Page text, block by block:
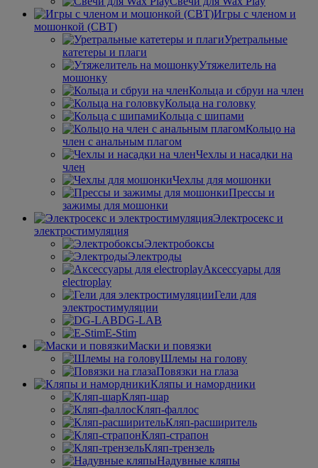
Игры с членом и
мошонкой (CBT)
Уретральные
катетеры и плаги
Утяжелитель на
мошонку
Кольца и сбруи на член
Кольца на головку
Кольца с шипами
Кольцо на
член с анальным плагом
Чехлы и насадки на
член
Чехлы для мошонки
Прессы и
зажимы для мошонки
Электросекс и
электростимуляция
Электробоксы
Электроды
Аксессуары для
electroplay
Гели для
электростимуляции
DG-LAB
E-Stim
Маски и повязки
Шлемы на голову
Повязки на глаза
Кляпы и намордники
Кляп-шар
Кляп-фаллос
Кляп-расширитель
Кляп-страпон
Кляп-трензель
Надувные кляпы